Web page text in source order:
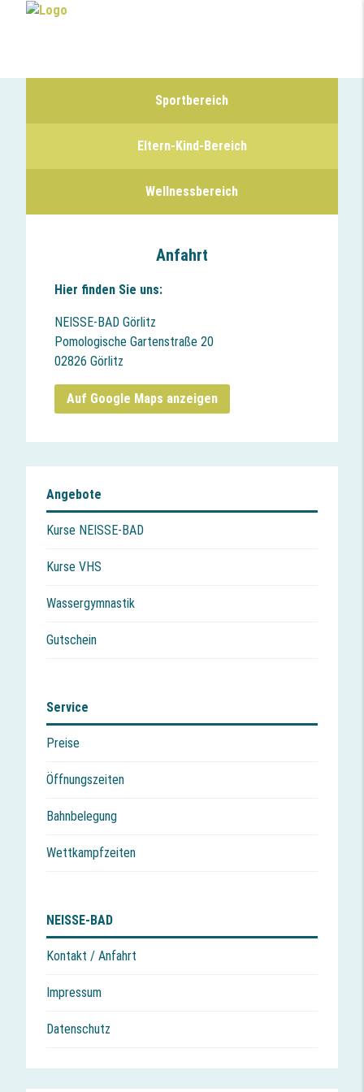
Sportbereich
Eltern-Kind-Bereich
Wellnessbereich
Anfahrt
Hier finden Sie uns:
NEISSE-BAD Görlitz
Pomologische Gartenstraße 20
02826 Görlitz
Auf Google Maps anzeigen
Angebote
Kurse NEISSE-BAD
Kurse VHS
Wassergymnastik
Gutschein
Service
Preise
Öffnungszeiten
Bahnbelegung
Wettkampfzeiten
NEISSE-BAD
Kontakt / Anfahrt
Impressum
Datenschutz